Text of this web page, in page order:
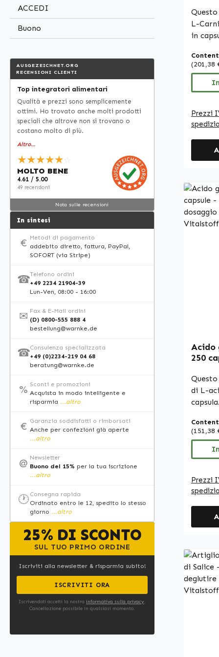
ACCEDI
Buono
AUSGEZEICHNET.ORG
RECENSIONI CLIENTI
Top integratori alimentari
Qualità e prezzi sono semplicemente
ottimi. Ho trovato anche molti prodotti
speciali che altrove non si trovano o
costano molto di più.
Altro...
★★★★★☆
MOLTO BENE
4.61 / 5.00
49 recensioni
Nota sulle recensioni
In sintesi
€ Metodi di pagamento
addebito diretto, fattura, PayPal,
SOFORT (via Stripe)
☎Telefono ordini
+49 2234 21904-39
Lun-Ven, 08:00 - 16:00
✉ Fax & E-Mail ordini
(D) 0800-555 888 4
bestellung@warnke.de
☎Consulenza specializzata
+49 (0)2234-219 04 68
beratung@warnke.de
% Sconti e promozioni
Acquista in modo intelligente e
risparmia ...altro
€ Garanzia soddisfatti o rimborsati
Anche per confezioni già aperte
...altro
@ Newsletter
Buono del 15% per la tua iscrizione
...altro
🕐 Consegna rapida
Ordinato entro le 12, spedito lo stesso
giorno ...altro
25% DI SCONTO
SUL TUO PRIMO ORDINE
Iscriviti alla newsletter & risparmia subito!
ISCRIVITI ORA
Iscrivendoti accetti la nostra informativa sulla privacy.
Cancellazione possibile in qualsiasi momento.
L-
in
acidi
come
Le
presta
Qualità
prima
(201,38
Prezzi
Acido
250
e
di L-
250
ideali
(151,38
Prezzi